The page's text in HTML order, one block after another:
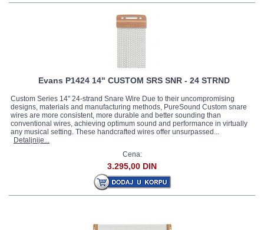
Evans P1424 14" CUSTOM SRS SNR - 24 STRND
Custom Series 14" 24-strand Snare Wire Due to their uncompromising
designs, materials and manufacturing methods, PureSound Custom snare
wires are more consistent, more durable and better sounding than
conventional wires, achieving optimum sound and performance in virtually
any musical setting. These handcrafted wires offer unsurpassed...
Detaljnije...
Cena:
3.295,00 DIN